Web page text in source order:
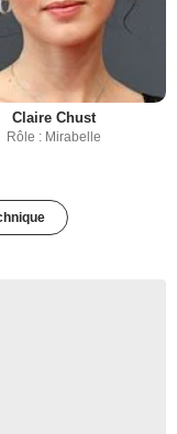
Claire Chust
Rôle : Mirabelle